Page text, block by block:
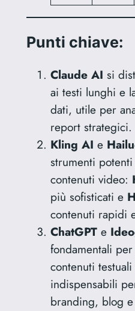
Punti chiave:
Claude AI si
ai testi lunghi e
dati, utile per
report strategici.
Kling AI e
strumenti
contenuti video:
più sofisticati e
contenuti rapidi
ChatGPTe
fondamentali
contenuti
indispensabili
branding, blog